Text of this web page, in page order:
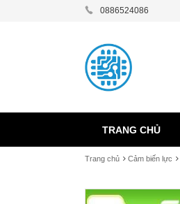
0886524086
TRANG CHỦ
Trang chủ Cảm biến lực